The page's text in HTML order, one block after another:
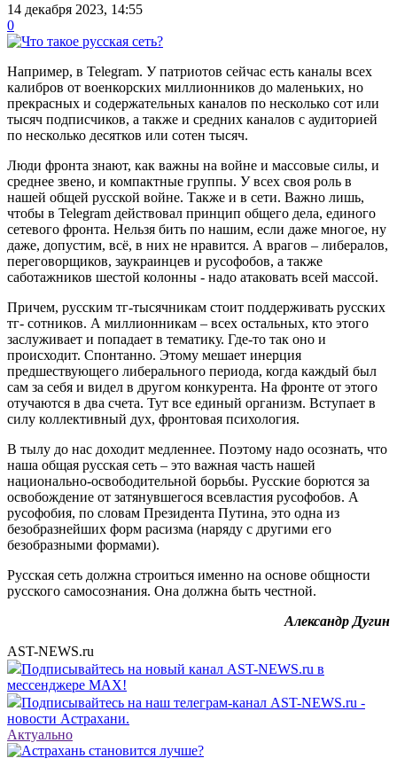
14 декабря 2023, 14:55
0
Например, в Telegram. У патриотов сейчас есть каналы всех
калибров от военкорских миллионников до маленьких, но
прекрасных и содержательных каналов по несколько сот или
тысяч подписчиков, а также и средних каналов с аудиторией
по несколько десятков или сотен тысяч.
Люди фронта знают, как важны на войне и массовые силы, и
среднее звено, и компактные группы. У всех своя роль в
нашей общей русской войне. Также и в сети. Важно лишь,
чтобы в Telegram действовал принцип общего дела, единого
сетевого фронта. Нельзя бить по нашим, если даже многое, ну
даже, допустим, всё, в них не нравится. А врагов – либералов,
переговорщиков, заукраинцев и русофобов, а также
саботажников шестой колонны - надо атаковать всей массой.
Причем, русским тг-тысячникам стоит поддерживать русских
тг- сотников. А миллионникам – всех остальных, кто этого
заслуживает и попадает в тематику. Где-то так оно и
происходит. Спонтанно. Этому мешает инерция
предшествующего либерального периода, когда каждый был
сам за себя и видел в другом конкурента. На фронте от этого
отучаются в два счета. Тут все единый организм. Вступает в
силу коллективный дух, фронтовая психология.
В тылу до нас доходит медленнее. Поэтому надо осознать, что
наша общая русская сеть – это важная часть нашей
национально-освободительной борьбы. Русские борются за
освобождение от затянувшегося всевластия русофобов. А
русофобия, по словам Президента Путина, это одна из
безобразнейших форм расизма (наряду с другими его
безобразными формами).
Русская сеть должна строиться именно на основе общности
русского самосознания. Она должна быть честной.
Александр Дугин
AST-NEWS.ru
Подписывайтесь на новый канал AST-NEWS.ru в
мессенджере MAX!
Подписывайтесь на наш телеграм-канал AST-NEWS.ru -
новости Астрахани.
Актуально